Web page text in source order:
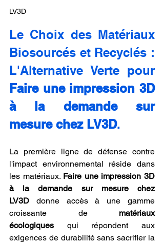
LV3D
Le Choix des Matériaux
Biosourcés et Recyclés :
Faire une impression 3D
à la demande sur
mesure chez LV3D.
La première ligne de défense contre
l'impact environnemental réside dans
les matériaux. Faire une impression 3D
à la demande sur mesure chez
LV3D donne accès à une gamme
croissante de matériaux
écologiques qui répondent aux
exigences de durabilité sans sacrifier la